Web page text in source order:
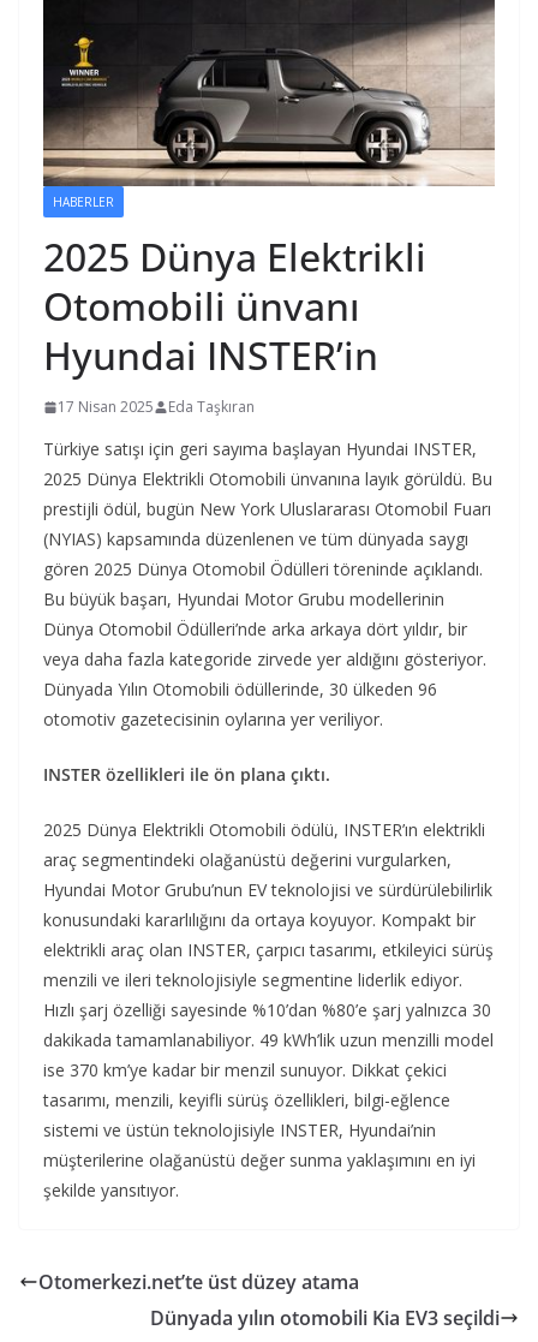
HABERLER
2025 Dünya Elektrikli
Otomobili ünvanı
Hyundai INSTER’in
17 Nisan 2025 Eda Taşkıran
Türkiye satışı için geri sayıma başlayan Hyundai INSTER,
2025 Dünya Elektrikli Otomobili ünvanına layık görüldü. Bu
prestijli ödül, bugün New York Uluslararası Otomobil Fuarı
(NYIAS) kapsamında düzenlenen ve tüm dünyada saygı
gören 2025 Dünya Otomobil Ödülleri töreninde açıklandı.
Bu büyük başarı, Hyundai Motor Grubu modellerinin
Dünya Otomobil Ödülleri’nde arka arkaya dört yıldır, bir
veya daha fazla kategoride zirvede yer aldığını gösteriyor.
Dünyada Yılın Otomobili ödüllerinde, 30 ülkeden 96
otomotiv gazetecisinin oylarına yer veriliyor.
INSTER özellikleri ile ön plana çıktı.
2025 Dünya Elektrikli Otomobili ödülü, INSTER’ın elektrikli
araç segmentindeki olağanüstü değerini vurgularken,
Hyundai Motor Grubu’nun EV teknolojisi ve sürdürülebilirlik
konusundaki kararlılığını da ortaya koyuyor. Kompakt bir
elektrikli araç olan INSTER, çarpıcı tasarımı, etkileyici sürüş
menzili ve ileri teknolojisiyle segmentine liderlik ediyor.
Hızlı şarj özelliği sayesinde %10’dan %80’e şarj yalnızca 30
dakikada tamamlanabiliyor. 49 kWh’lik uzun menzilli model
ise 370 km’ye kadar bir menzil sunuyor. Dikkat çekici
tasarımı, menzili, keyifli sürüş özellikleri, bilgi-eğlence
sistemi ve üstün teknolojisiyle INSTER, Hyundai’nin
müşterilerine olağanüstü değer sunma yaklaşımını en iyi
şekilde yansıtıyor.
Otomerkezi.net’te üst düzey atama
Dünyada yılın otomobili Kia EV3 seçildi